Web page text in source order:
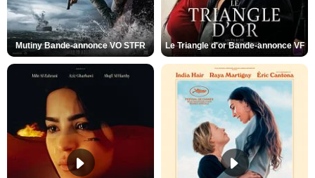
Mutiny Bande-annonce VO STFR Le Triangle d'or Bande-annonce VF